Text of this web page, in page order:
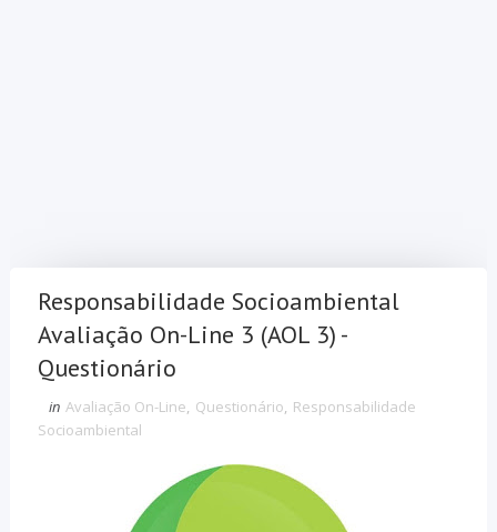
Responsabilidade Socioambiental
Avaliação On-Line 3 (AOL 3) -
Questionário
in Avaliação On-Line, Questionário, Responsabilidade
Socioambiental